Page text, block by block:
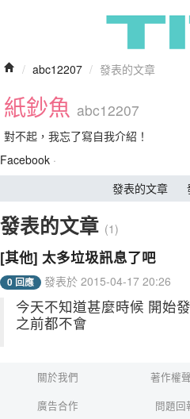
/ abc12207 / 發表的文章
紙鈔魚 abc12207
對不起，我忘了寫自我介紹！
Facebook ·
發表的文章
發表的文章 (1)
[其他] 太多垃圾訊息了吧
0 回應 發表於 2015-04-17 20:26
今天不知道甚麼時候 開始
之前都不會
關於我們 著作權
廣告合作
問題回